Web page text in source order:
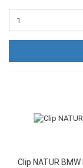
Clip NATUR